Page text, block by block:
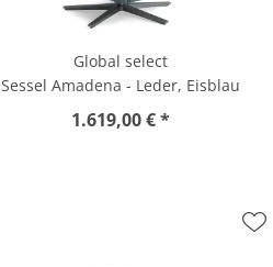
Global select
Sessel Amadena - Leder, Eisblau
1.619,00 € *